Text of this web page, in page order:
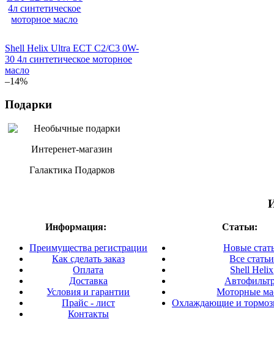
Shell Helix Ultra ECT C2/C3 0W-
30 4л синтетическое моторное
масло
–14%
Подарки
Интеренет-магазин
Галактика Подарков
Информация:
Преимущества регистрации
Как сделать заказ
Оплата
Доставка
Условия и гарантии
Прайс - лист
Контакты
Статьи:
Новые
Все статьи
Shell Helix
Моторные
Охлаждающие и